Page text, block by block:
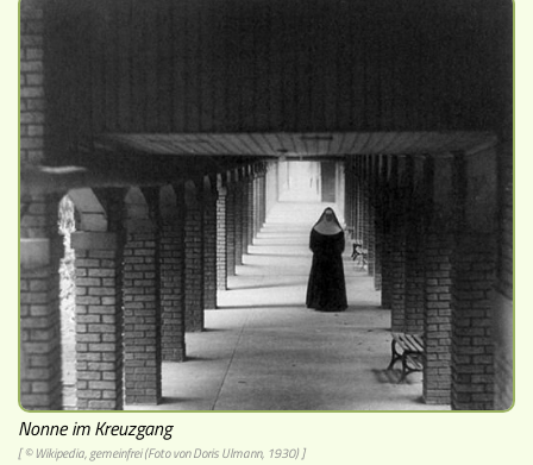
Nonne im Kreuzgang
[ © Wikipedia, gemeinfrei (Foto von Doris Ulmann, 1930) ]